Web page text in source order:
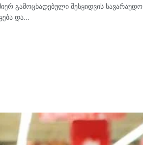
გამოცხადებული შესყიდვის სავარაუდო
და...